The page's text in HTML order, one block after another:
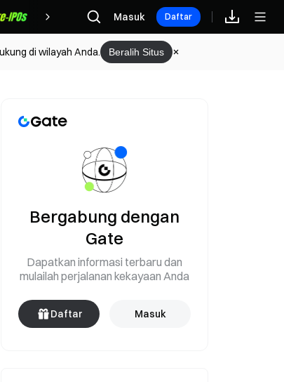
HadiahMasuk Daftar
di wilayah Anda. Beralih Situs
Minyak
Bergabung dengan
Gate
Dapatkan informasi terbaru dan
mulailah perjalanan kekayaan Anda
Daftar Masuk